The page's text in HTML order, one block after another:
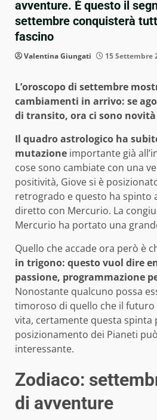
avventure. È questo il
settembre conquisterà
fascino
Valentina Giungati 15 Settembre
L’oroscopo di settembre
cambiamenti in arrivo: se
di transito, ora ci sono
Il quadro astrologico ha
mutazione importante già
cose sono cambiate con una
positività, Giove si è
retrogrado e questo ha spinto
diretto con Mercurio. La
Mercurio ha portato una
Quello che accade ora però è
in trigono: questo vuol dire
passione, programmazione
Nonostante qualcuno possa
timoroso di quello che il futuro
vita, certamente questa spinta
posizionamento dei Pianeti
interessante.
Zodiaco:
di avventure